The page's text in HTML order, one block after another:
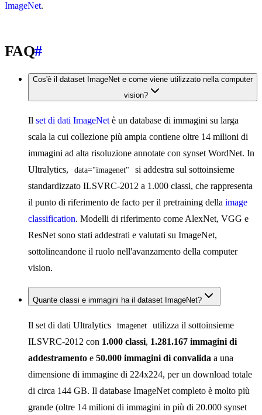
ImageNet.
FAQ#
Cos'è il dataset ImageNet e come viene utilizzato nella computer
vision?
Il set di dati ImageNet è un database di immagini su larga
scala la cui collezione più ampia contiene oltre 14 milioni di
immagini ad alta risoluzione annotate con synset WordNet. In
Ultralytics,
data="imagenet"
si addestra sul sottoinsieme
standardizzato ILSVRC-2012 a 1.000 classi, che rappresenta
il punto di riferimento de facto per il pretraining della image
classification. Modelli di riferimento come AlexNet, VGG e
ResNet sono stati addestrati e valutati su ImageNet,
sottolineandone il ruolo nell'avanzamento della computer
vision.
Quante classi e immagini ha il dataset ImageNet?
Il set di dati Ultralytics imagenet
utilizza il sottoinsieme
ILSVRC-2012 con 1.000 classi, 1.281.167 immagini di
addestramento e 50.000 immagini di convalida a una
dimensione di immagine di 224x224, per un download totale
di circa 144 GB. Il database ImageNet completo è molto più
grande (oltre 14 milioni di immagini in più di 20.000 synset